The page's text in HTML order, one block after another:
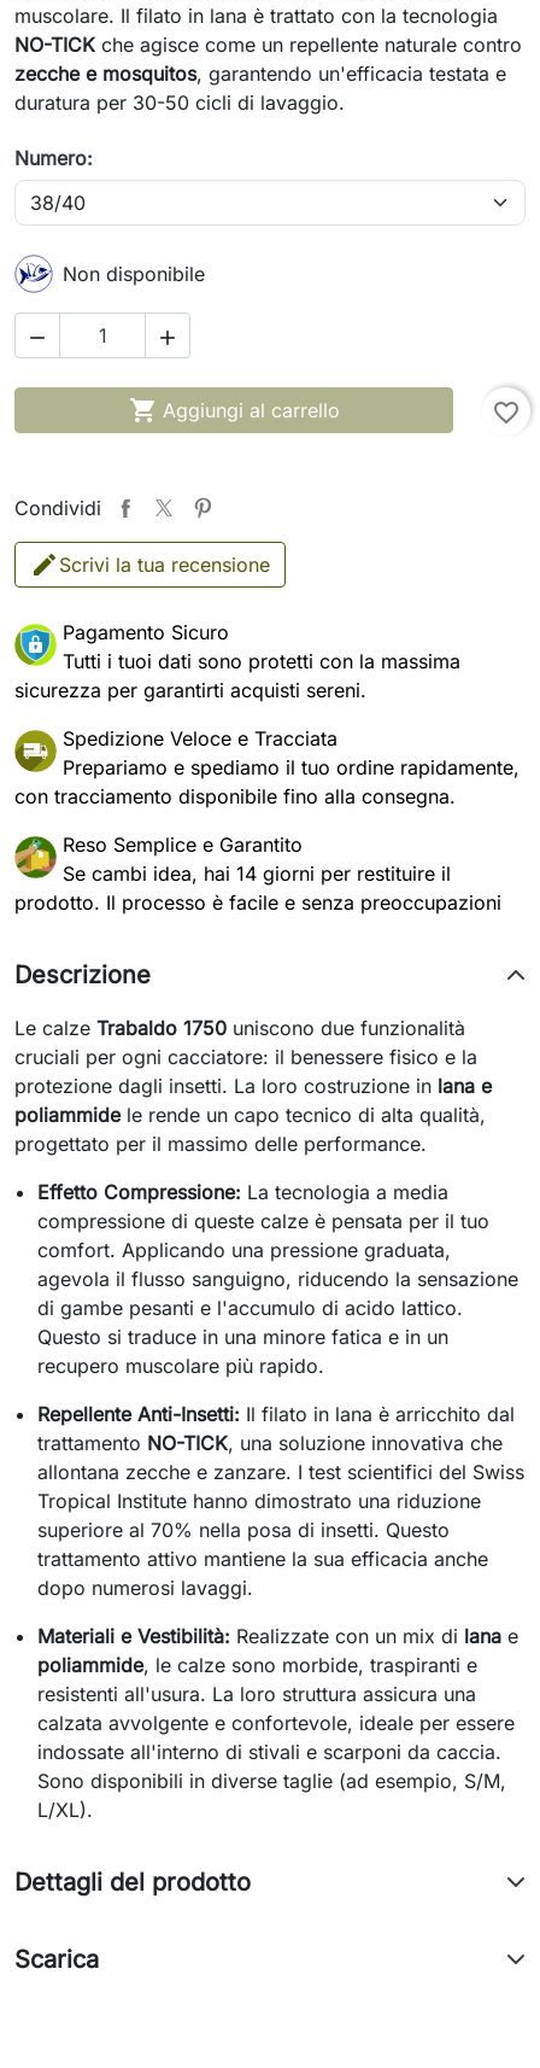
muscolare. Il filato in lana è trattato con la tecnologia
NO-TICK che agisce come un repellente naturale contro
zecche e mosquitos, garantendo un'efficacia testata e
duratura per 30-50 cicli di lavaggio.
Numero:
Non disponibile
 
 Aggiungi al carrello favorite_border
Condividi
Scrivi la tua recensione
Pagamento Sicuro
Tutti i tuoi dati sono protetti con la massima
sicurezza per garantirti acquisti sereni.
Spedizione Veloce e Tracciata
Prepariamo e spediamo il tuo ordine rapidamente,
con tracciamento disponibile fino alla consegna.
Reso Semplice e Garantito
Se cambi idea, hai 14 giorni per restituire il
prodotto. Il processo è facile e senza preoccupazioni
Descrizione
Le calze Trabaldo 1750 uniscono due funzionalità
cruciali per ogni cacciatore: il benessere fisico e la
protezione dagli insetti. La loro costruzione in lana e
poliammidele rende un capo tecnico di alta qualità,
progettato per il massimo delle performance.
Effetto Compressione: La tecnologia a media
compressione di queste calze è pensata per il tuo
comfort. Applicando una pressione graduata,
agevola il flusso sanguigno, riducendo la sensazione
di gambe pesanti e l'accumulo di acido lattico.
Questo si traduce in una minore fatica e in un
recupero muscolare più rapido.
Repellente Anti-Insetti: Il filato in lana è arricchito dal
trattamento NO-TICK, una soluzione innovativa che
allontana zecche e zanzare. I test scientifici del Swiss
Tropical Institute hanno dimostrato una riduzione
superiore al 70% nella posa di insetti. Questo
trattamento attivo mantiene la sua efficacia anche
dopo numerosi lavaggi.
Materiali e Vestibilità: Realizzate con un mix di lana e
poliammide, le calze sono morbide, traspiranti e
resistenti all'usura. La loro struttura assicura una
calzata avvolgente e confortevole, ideale per essere
indossate all'interno di stivali e scarponi da caccia.
Sono disponibili in diverse taglie (ad esempio, S/M,
L/XL).
Dettagli del prodotto
Scarica